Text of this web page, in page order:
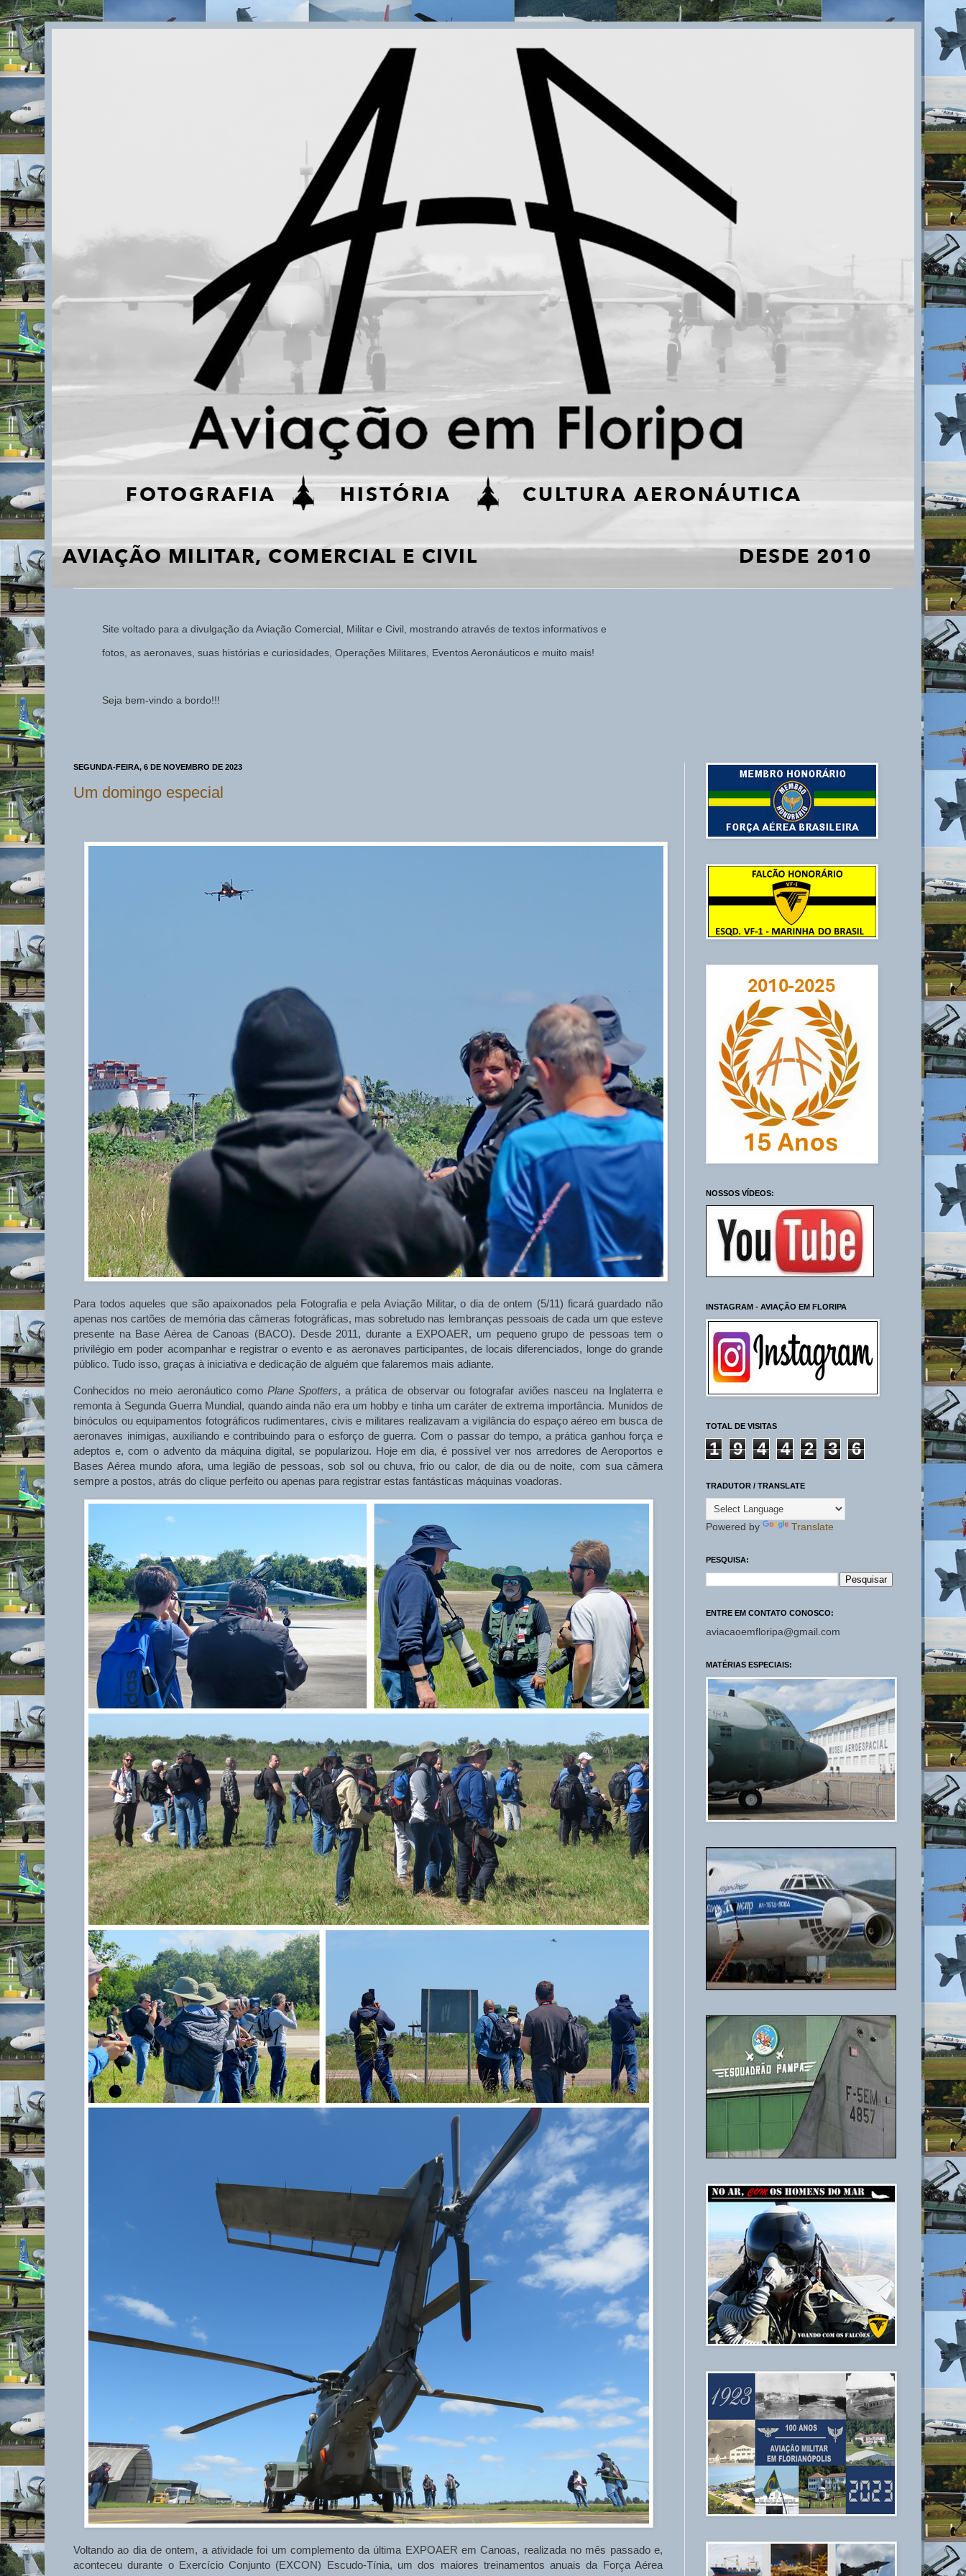
Site voltado para a divulgação da Aviação Comercial, Militar e Civil, mostrando através de textos informativos e
fotos, as aeronaves, suas histórias e curiosidades, Operações Militares, Eventos Aeronáuticos e muito mais!
Seja bem-vindo a bordo!!!
SEGUNDA-FEIRA, 6 DE NOVEMBRO DE 2023
Um domingo especial
Para todos aqueles que são apaixonados pela Fotografia e pela Aviação Militar, o dia de ontem (5/11) ficará guardado não
apenas nos cartões de memória das câmeras fotográficas, mas sobretudo nas lembranças pessoais de cada um que esteve
presente na Base Aérea de Canoas (BACO). Desde 2011, durante a EXPOAER, um pequeno grupo de pessoas tem o
privilégio em poder acompanhar e registrar o evento e as aeronaves participantes, de locais diferenciados, longe do grande
público. Tudo isso, graças à iniciativa e dedicação de alguém que falaremos mais adiante.
Conhecidos no meio aeronáutico como Plane Spotters, a prática de observar ou fotografar aviões nasceu na Inglaterra e
remonta à Segunda Guerra Mundial, quando ainda não era um hobby e tinha um caráter de extrema importância. Munidos de
binóculos ou equipamentos fotográficos rudimentares, civis e militares realizavam a vigilância do espaço aéreo em busca de
aeronaves inimigas, auxiliando e contribuindo para o esforço de guerra. Com o passar do tempo, a prática ganhou força e
adeptos e, com o advento da máquina digital, se popularizou. Hoje em dia, é possível ver nos arredores de Aeroportos e
Bases Aérea mundo afora, uma legião de pessoas, sob sol ou chuva, frio ou calor, de dia ou de noite, com sua câmera
sempre a postos, atrás do clique perfeito ou apenas para registrar estas fantásticas máquinas voadoras.
Voltando ao dia de ontem, a atividade foi um complemento da última EXPOAER em Canoas, realizada no mês passado e,
aconteceu durante o Exercício Conjunto (EXCON) Escudo-Tínia, um dos maiores treinamentos anuais da Força Aérea
NOSSOS VÍDEOS:
INSTAGRAM - AVIAÇÃO EM FLORIPA
TOTAL DE VISITAS
1 9 4 4 2 3 6
TRADUTOR / TRANSLATE
Powered by Translate
PESQUISA:
ENTRE EM CONTATO CONOSCO:
aviacaoemfloripa@gmail.com
MATÉRIAS ESPECIAIS: